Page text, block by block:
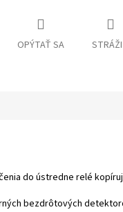
OPÝTAŤ SA
do ústredne relé
bezdrôtových